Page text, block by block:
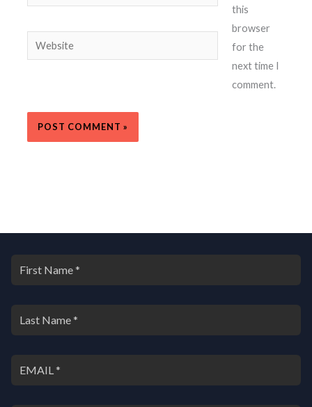
Website
this
browser
for the
next time I
comment.